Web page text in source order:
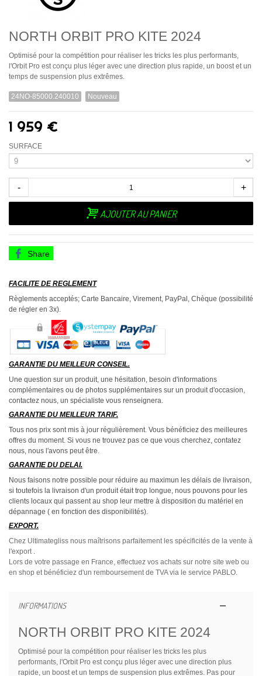
NORTH ORBIT PRO KITE 2024
Optimisé pour la compétition pour réaliser les tricks les plus performants,
l'Orbit Pro est conçu plus léger avec une direction plus rapide, un boost et un
temps de suspension plus extrêmes.
24NO-85000.240010 Nouveau
1 959 €
SURFACE
- +
AJOUTER AU PANIER
Share
FACILITE DE REGLEMENT
Règlements acceptés; Carte Bancaire, Virement, PayPal, Chèque (possibilité
de régler en 3x).
GARANTIE DU MEILLEUR CONSEIL.
Une question sur un produit, une hésitation, besoin d'informations
complémentaires ou de photos supplémentaires sur un produit d'occasion,
contactez nous, un spécialiste vous renseignera.
GARANTIE DU MEILLEUR TARIF.
Tous nos prix sont mis à jour régulièrement. Vous bénéficiez des meilleures
offres du moment. Si vous ne trouvez pas ce que vous cherchez, contatez
nous, nous l'avons peut être.
GARANTIE DU DELAI.
Nous faisons notre possible pour réduire au maximun les délais de livraison,
si toutefois la livraison d'un produit était trop longue, nous pouvons pour les
clients locaux qui passent au shop leur mettre à disposition du matériel en
dépannage ( en fonction des disponibilités).
EXPORT.
Chez Ultimategliss nous maîtrisons parfaitement les spécificités de la vente à
l'export .
Lors de votre passage en France, effectuez vos achats sur notre site web ou
en shop et bénéficiez d'un remboursement de TVA via le service PABLO.
INFORMATIONS
NORTH ORBIT PRO KITE 2024
Optimisé pour la compétition pour réaliser les tricks les plus
performants, l'Orbit Pro est conçu plus léger avec une direction plus
rapide, un boost et un temps de suspension plus extrêmes. Pas pour